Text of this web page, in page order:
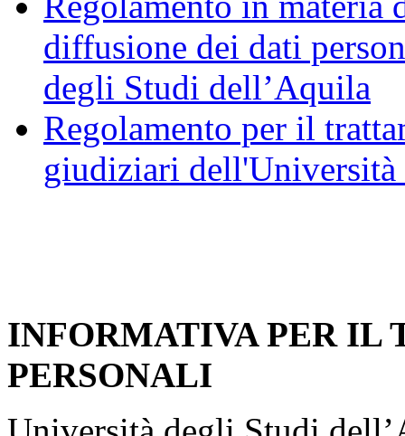
diffusione dei dati
degli Studi dell’Aquila
Regolamento per il
giudiziari
INFORMATIVA PER IL
PERSONALI